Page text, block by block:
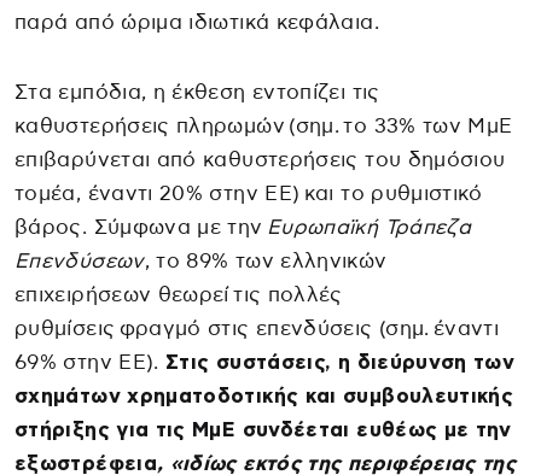
παρά από ώριμα ιδιωτικά κεφάλαια.
Στα εμπόδια, η έκθεση εντοπίζει τις
καθυστερήσεις πληρωμών (σημ. το 33% των ΜμΕ
επιβαρύνεται από καθυστερήσεις του δημόσιου
τομέα, έναντι 20% στην ΕΕ) και το ρυθμιστικό
βάρος. Σύμφωνα με την Ευρωπαϊκή Τράπεζα
Επενδύσεων, το 89% των ελληνικών
επιχειρήσεων θεωρεί τις πολλές
ρυθμίσεις φραγμό στις επενδύσεις (σημ. έναντι
69% στην ΕΕ). Στις συστάσεις, η διεύρυνση των
σχημάτων χρηματοδοτικής και συμβουλευτικής
στήριξης για τις ΜμΕ συνδέεται ευθέως με την
εξωστρέφεια, «ιδίως εκτός της περιφέρειας της